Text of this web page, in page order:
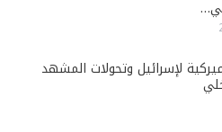
لإسرائيل وتحولات المشهد